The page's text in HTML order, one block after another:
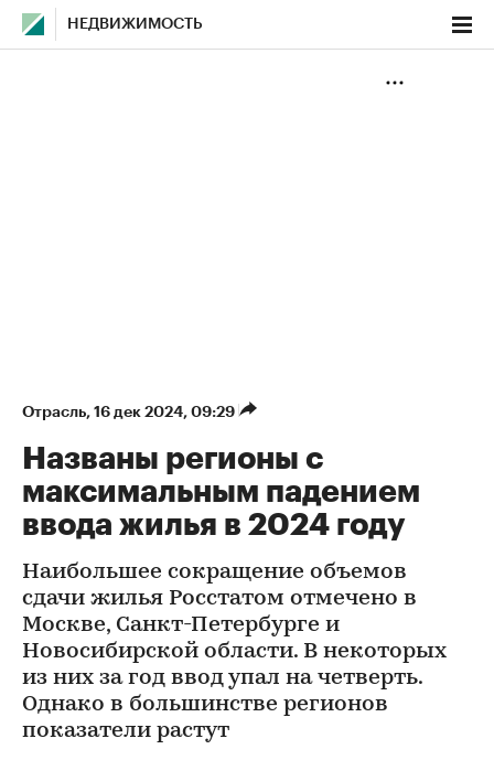
НЕДВИЖИМОСТЬ
Отрасль⁠, 16 дек 2024, 09:29
Названы регионы с
максимальным падением
ввода жилья в 2024 году
Наибольшее сокращение объемов
сдачи жилья Росстатом отмечено в
Москве, Санкт-Петербурге и
Новосибирской области. В некоторых
из них за год ввод упал на четверть.
Однако в большинстве регионов
показатели растут